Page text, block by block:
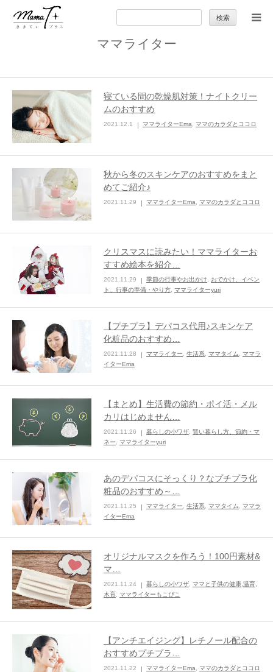
索:
ママライター
寝ている間の乾燥肌対策！ナイトクリー
ムのおすすめ
2021.12.1 ママライターEma ママのカラダとココロ
秋から冬のスキンケアのおすすめをまと
めてご紹介♪
2021.11.29 ママライターEma ママのカラダとココロ
クリスマスに読みたい！ママライターお
すすめ絵本を紹介…
2021.11.29 季節の行事やお出かけ, おでかけ、イベン
ト、行事の準備・やり方, ママライターyuri
【プチプラ】デパコス代用♪スキンケア
化粧品のおすすめ…
2021.11.28 ママライター, 生活系, ママタイム, ママラ
イターEma
【まとめ】生活費の節約・ポイ活・メル
カリはじめません…
2021.11.26 暮らしの小ワザ 賢い暮らし方、節約・マ
ネー
ママライターyuri
あのデパコスにそっくり？なプチプラ化
粧品のおすすめ～…
2021.11.25 ママライター 生活系 ママタイム
ママラ
イターEma
オリジナルマスクを作ろう！100円素材&
マ…
2021.11.24 暮らしの小ワザ ママと子供の健康,温育,
木育 ママライターもこぴこ
【アンチエイジング】レチノール配合の
おすすめプチプラ…
2021.11.22 ママライターEma ママのカラダとココロ
セカンドキャリア
暮らしの小ワザ
子育て
特集
ままてぃ編集部